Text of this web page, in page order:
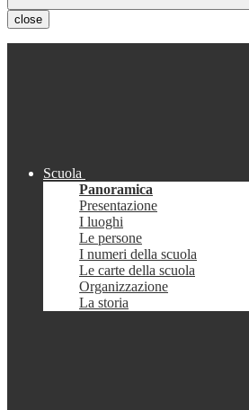
close
Scuola
Panoramica
Presentazione
I luoghi
Le persone
I numeri della scuola
Le carte della scuola
Organizzazione
La storia